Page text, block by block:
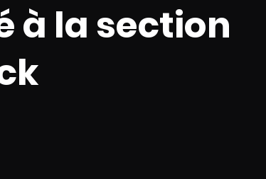
à la section